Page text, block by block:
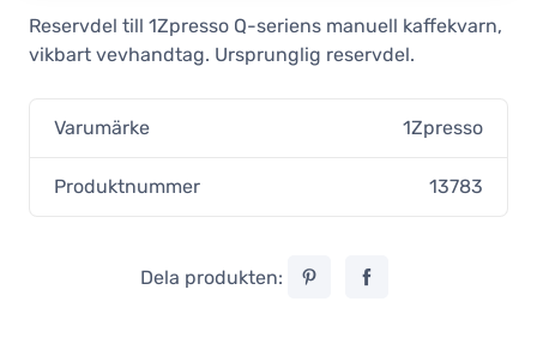
Reservdel till 1Zpresso Q-seriens manuell kaffekvarn,
vikbart vevhandtag. Ursprunglig reservdel.
Varumärke 1Zpresso
Produktnummer 13783
Dela produkten: